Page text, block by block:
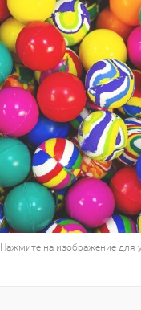
Нажмите на изображение для